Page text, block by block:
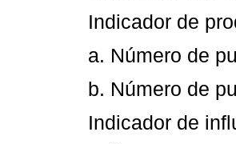
Indicador de
a. Número de
b. Número de
Indicador de